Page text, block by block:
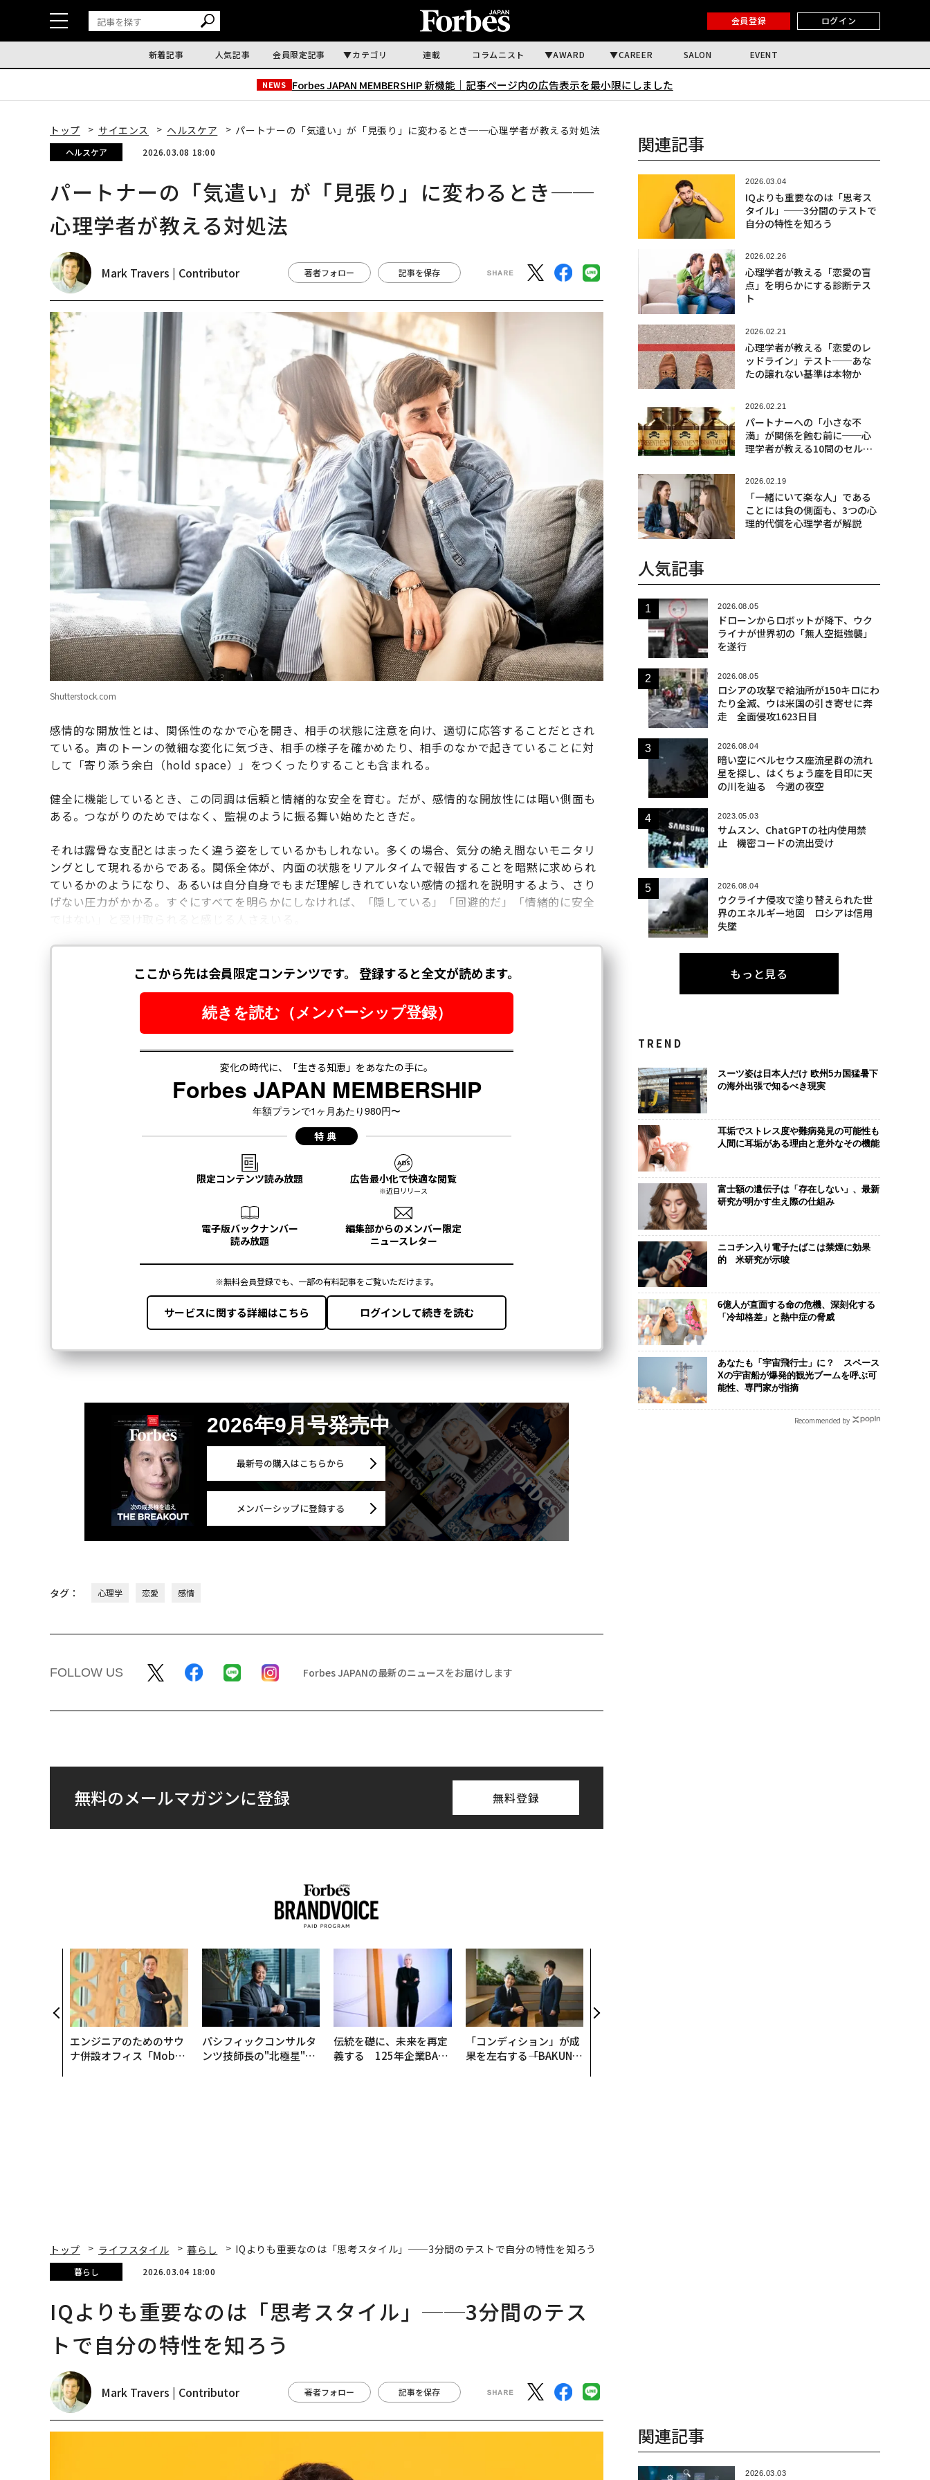
会員登録 ログイン
新着記事 人気記事 会員限定記事 カテゴリ 連載 コラムニスト AWARD CAREER SALON EVENT
NEWS Forbes JAPAN MEMBERSHIP 新機能｜ 記事ページ内の広告表示を最小限にしました
トップ サイエンス ヘルスケア パートナーの「気遣い」が「見張り」に変わるとき──心理学者が教える対処法
ヘルスケア 2026.03.08 18:00
パートナーの「気遣い」が「見張り」に変わるとき──
心理学者が教える対処法
Mark Travers | Contributor 著者フォロー 記事を保存
Shutterstock.com
感情的な開放性とは、関係性のなかで心を開き、相手の状態に注意を向け、適切に応答することだとされ
ている。声のトーンの微細な変化に気づき、相手の様子を確かめたり、相手のなかで起きていることに対
して「寄り添う余白（hold space）」をつくったりすることも含まれる。
健全に機能しているとき、この同調は信頼と情緒的な安全を育む。だが、感情的な開放性には暗い側面も
ある。つながりのためではなく、監視のように振る舞い始めたときだ。
それは露骨な支配とはまったく違う姿をしているかもしれない。多くの場合、気分の絶え間ないモニタリ
ングとして現れるからである。関係全体が、内面の状態をリアルタイムで報告することを暗黙に求められ
ているかのようになり、あるいは自分自身でもまだ理解しきれていない感情の揺れを説明するよう、さり
げない圧力がかかる。すぐにすべてを明らかにしなければ、「隠している」「回避的だ」「情緒的に安全
2026年9月号発売中
最新号の購入はこちらから
メンバーシップに登録する
タグ： 心理学 恋愛 感情
FOLLOW US Forbes JAPANの最新のニュースをお届けします
無料のメールマガジンに登録 無料登録
エンジニアのためのサウ
ナ併設オフィス「Mobiu
パシフィックコンサルタ
ンツ技師長の"北極星"。
伝統を礎に、未来を再定
義する 125年企業BAT
「コンディション」が成
果を左右する――「BAKUN
×PwC】
関連記事
2026.03.04
IQよりも重要なのは「思考ス
タイル」──3分間のテストで
自分の特性を知ろう
2026.02.26
心理学者が教える「恋愛の盲
点」を明らかにする診断テス
ト
2026.02.21
心理学者が教える「恋愛のレ
ッドライン」テスト──あな
たの譲れない基準は本物か
2026.02.21
パートナーへの「小さな不
満」が関係を蝕む前に──心
理学者が教える10問のセルフ
2026.02.19
「一緒にいて楽な人」である
ことには負の側面も、3つの心
理的代償を心理学者が解説
人気記事
2026.08.05
ドローンからロボットが降下、ウク
ライナが世界初の「無人空挺強襲」
を遂行
2026.08.05
ロシアの攻撃で給油所が150キロにわ
たり全滅、ウは米国の引き寄せに奔
走 全面侵攻1623日目
2026.08.04
暗い空にペルセウス座流星群の流れ
星を探し、はくちょう座を目印に天
の川を辿る 今週の夜空
2023.05.03
サムスン、ChatGPTの社内使用禁
止 機密コードの流出受け
2026.08.04
ウクライナ侵攻で塗り替えられた世
界のエネルギー地図 ロシアは信用
失墜
もっと見る
TREND
スーツ姿は日本人だけ 欧州5カ国猛暑下
の海外出張で知るべき現実
耳垢でストレス度や難病発見の可能性も
人間に耳垢がある理由と意外なその機能
富士額の遺伝子は「存在しない」、最新
研究が明かす生え際の仕組み
ニコチン入り電子たばこは禁煙に効果
的 米研究が示唆
6億人が直面する命の危機、深刻化する
「冷却格差」と熱中症の脅威
あなたも「宇宙飛行士」に？ スペース
Xの宇宙船が爆発的観光ブームを呼ぶ可
能性、専門家が指摘
Recommended by
トップ ライフスタイル 暮らし IQよりも重要なのは「思考スタイル」──3分間のテストで自分の特性を知ろう
暮らし 2026.03.04 18:00
IQよりも重要なのは「思考スタイル」──3分間のテス
トで自分の特性を知ろう
Mark Travers | Contributor 著者フォロー 記事を保存
2026.03.03